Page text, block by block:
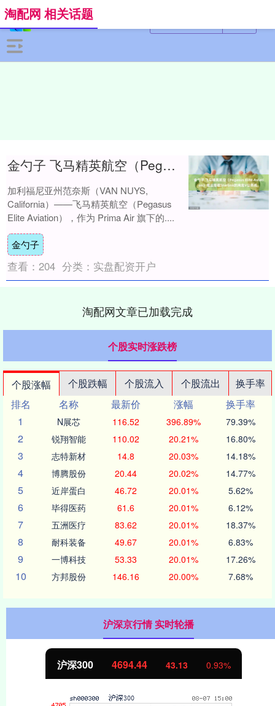
淘配网 相关话题
金勺子 飞马精英航空（Pegasus Elite Aviation）推出搭载Starlink的湾流V公务机，
加利福尼亚州范奈斯（VAN NUYS,
California）——飞马精英航空（Pegasus
Elite Aviation），作为 Prima Air 旗下的....
金勺子
查看： 204 分类： 实盘配资开户
淘配网文章已加载完成
个股实时涨跌榜
个股涨幅 个股跌幅 个股流入 个股流出
换手率
排名
名称 最新价 涨幅
换手率
1
N展芯 116.52 396.89% 79.39%
2 锐翔智能 110.02 20.21% 16.80%
3 志特新材 14.8 20.03% 14.18%
4 博腾股份 20.44 20.02% 14.77%
5 近岸蛋白 46.72 20.01% 5.62%
6 毕得医药 61.6 20.01% 6.12%
7 五洲医疗 83.62 20.01% 18.37%
8 耐科装备 49.67 20.01% 6.83%
9 一博科技 53.33 20.01% 17.26%
10 方邦股份 146.16 20.00% 7.68%
沪深京行情 实时轮播
沪深300 4694.44 43.13 0.93%